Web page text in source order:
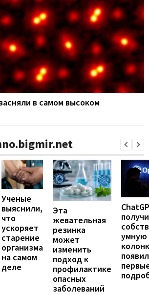
в самом высоком
Ученые
выяснили,
что
ускоряет
старение
организма
на самом
деле
Эта
жевательная
резинка
может
изменить
подход к
профилактике
опасных
заболеваний
умную